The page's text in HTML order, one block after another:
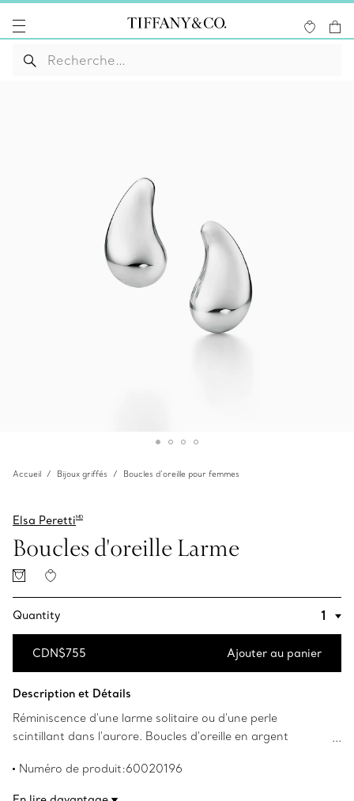
Accueil Bijoux griffés Boucles d’oreille pour femmes
Elsa PerettiMD
Boucles d'oreille Larme
Quantity
CDN$755 Ajouter au panier
Description et Détails
Réminiscence d'une larme solitaire ou d'une perle
scintillant dans l'aurore. Boucles d'oreille en argent
droits d’auteur sur les créations originales sont détenus
Numéro de produit:60020196